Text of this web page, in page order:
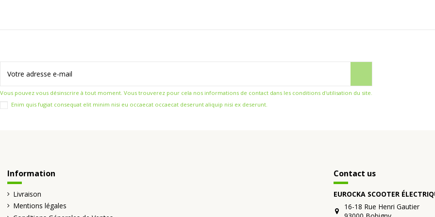
Vous pouvez vous désinscrire à tout moment. Vous trouverez pour cela nos informations de contact dans les conditions d'utilisation du site.
Enim quis fugiat consequat elit minim nisi eu occaecat occaecat deserunt aliquip nisi ex deserunt.
Information
Livraison
Mentions légales
Contact us
EUROCKA SCOOTER
16-18 Rue Henri Gautier